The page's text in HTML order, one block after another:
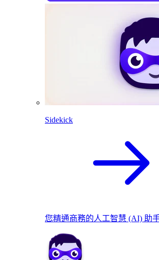
Sidekick
您精通商務的人工智慧 (AI) 助